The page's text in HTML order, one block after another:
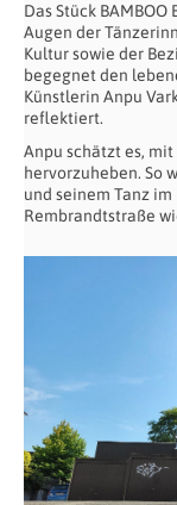
Das Stück
Augen der
Kultur sowie der
begegnet den
Künstlerin Anpu
reflektiert.
Anpu schätzt es,
hervorzuheben. So
und seinem Tanz
Rembrandtstraße